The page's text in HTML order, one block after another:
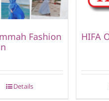
Fashion
Details
HIFA